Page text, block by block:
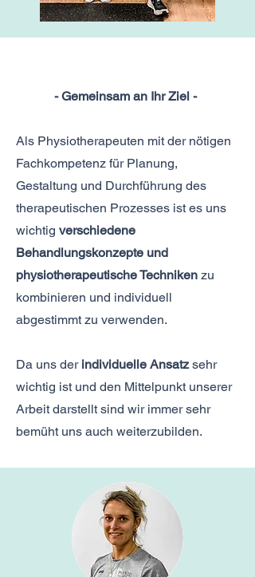
- Gemeinsam an Ihr Ziel -
Als Physiotherapeuten mit der nötigen
Fachkompetenz für Planung,
Gestaltung und Durchführung des
therapeutischen Prozesses ist es uns
wichtig verschiedene
Behandlungskonzepte und
physiotherapeutische Techniken zu
kombinieren und individuell
abgestimmt zu verwenden.
Da uns der individuelle Ansatzsehr
wichtig ist und den Mittelpunkt unserer
Arbeit darstellt sind wir immer sehr
bemüht uns auch weiterzubilden.